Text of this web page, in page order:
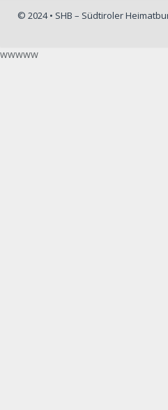
© 2024 • SHB – Südtiroler
wwwww